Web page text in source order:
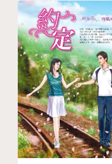
琉璃工房文案、中國
2003年，以〈失明〉
年以〈父後七日〉榮
同名電影編導，於
金馬獎最佳改編劇本
事》、《滾石愛情故
著有散文集《父後七
短篇小說集《親愛的